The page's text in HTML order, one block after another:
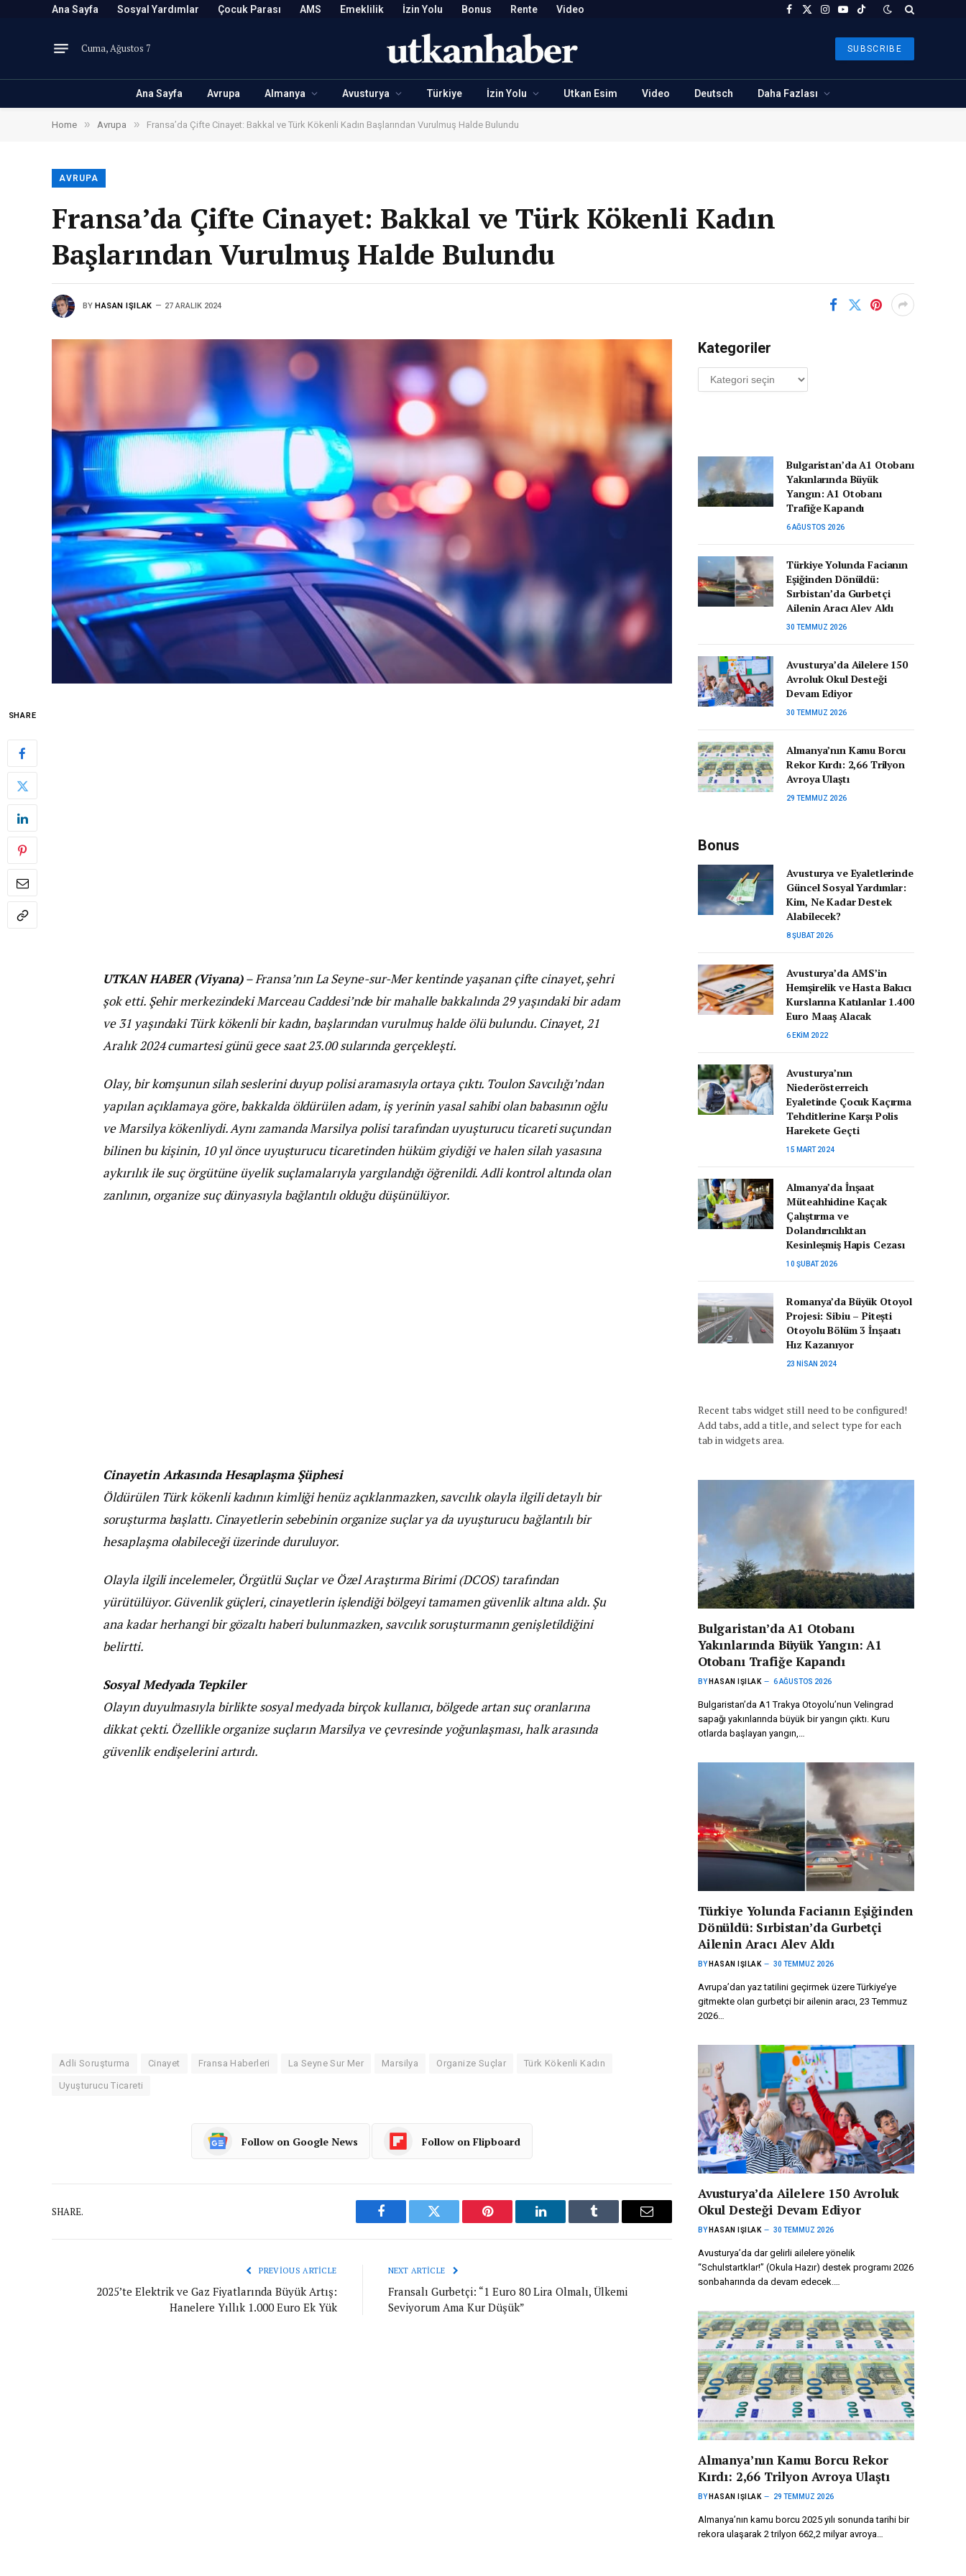
Ana Sayfa Sosyal Yardımlar Çocuk Parası AMS Emeklilik İzin Yolu Bonus Rente Video Facebook
X
Instagram
YouTubeTikTok
Cuma, Ağustos 7 SUBSCRIBE
Ana Sayfa Avrupa Almanya Avusturya Türkiye İzin Yolu Utkan Esim Video Deutsch Daha Fazlası
Home » Avrupa » Fransa’da Çifte Cinayet: Bakkal ve Türk Kökenli Kadın Başlarından Vurulmuş Halde Bulundu
AVRUPA
Fransa’da Çifte Cinayet: Bakkal ve Türk Kökenli Kadın
Başlarından Vurulmuş Halde Bulundu
BY HASAN IŞILAK 27 ARALIK 2024
SHARE
UTKAN HABER (Viyana)– Fransa’nın La Seyne-sur-Mer kentinde yaşanan çifte cinayet, şehri
şok etti. Şehir merkezindeki Marceau Caddesi’nde bir mahalle bakkalında 29 yaşındaki bir adam
ve 31 yaşındaki Türk kökenli bir kadın, başlarından vurulmuş halde ölü bulundu. Cinayet, 21
Aralık 2024 cumartesi günü gece saat 23.00 sularında gerçekleşti.
Olay, bir komşunun silah seslerini duyup polisi aramasıyla ortaya çıktı. Toulon Savcılığı’ndan
yapılan açıklamaya göre, bakkalda öldürülen adam, iş yerinin yasal sahibi olan babasının oğlu
ve Marsilya kökenliydi. Aynı zamanda Marsilya polisi tarafından uyuşturucu ticareti suçundan
bilinen bu kişinin, 10 yıl önce uyuşturucu ticaretinden hüküm giydiği ve halen silah yasasına
aykırılık ile suç örgütüne üyelik suçlamalarıyla yargılandığı öğrenildi. Adli kontrol altında olan
zanlının, organize suç dünyasıyla bağlantılı olduğu düşünülüyor.
Cinayetin Arkasında Hesaplaşma Şüphesi
Öldürülen Türk kökenli kadının kimliği henüz açıklanmazken, savcılık olayla ilgili detaylı bir
soruşturma başlattı. Cinayetlerin sebebinin organize suçlar ya da uyuşturucu bağlantılı bir
hesaplaşma olabileceği üzerinde duruluyor.
Olayla ilgili incelemeler, Örgütlü Suçlar ve Özel Araştırma Birimi (DCOS) tarafından
yürütülüyor. Güvenlik güçleri, cinayetlerin işlendiği bölgeyi tamamen güvenlik altına aldı. Şu
ana kadar herhangi bir gözaltı haberi bulunmazken, savcılık soruşturmanın genişletildiğini
belirtti.
Sosyal Medyada Tepkiler
Olayın duyulmasıyla birlikte sosyal medyada birçok kullanıcı, bölgede artan suç oranlarına
dikkat çekti. Özellikle organize suçların Marsilya ve çevresinde yoğunlaşması, halk arasında
güvenlik endişelerini artırdı.
Adli Soruşturma Cinayet Fransa Haberleri La Seyne Sur Mer Marsilya Organize Suçlar Türk Kökenli Kadın
Uyuşturucu Ticareti
Follow on Google News Follow on Flipboard
SHARE.
Facebook Twitter Pinterest LinkedIn Tumblr Email
PREVIOUS ARTICLE
2025’te Elektrik ve Gaz Fiyatlarında Büyük Artış:
Hanelere Yıllık 1.000 Euro Ek Yük
NEXT ARTICLE
Fransalı Gurbetçi: “1 Euro 80 Lira Olmalı, Ülkemi
Seviyorum Ama Kur Düşük”
Kategoriler
Kategoriler
Bulgaristan’da A1 Otobanı
Yakınlarında Büyük
Yangın: A1 Otobanı
Trafiğe Kapandı
6 AĞUSTOS 2026
Türkiye Yolunda Facianın
Eşiğinden Dönüldü:
Sırbistan’da Gurbetçi
Ailenin Aracı Alev Aldı
30 TEMMUZ 2026
Avusturya’da Ailelere 150
Avroluk Okul Desteği
Devam Ediyor
30 TEMMUZ 2026
Almanya’nın Kamu Borcu
Rekor Kırdı: 2,66 Trilyon
Avroya Ulaştı
29 TEMMUZ 2026
Bonus
Avusturya ve Eyaletlerinde
Güncel Sosyal Yardımlar:
Kim, Ne Kadar Destek
Alabilecek?
8 ŞUBAT 2026
Avusturya’da AMS’in
Hemşirelik ve Hasta Bakıcı
Kurslarına Katılanlar 1.400
Euro Maaş Alacak
6 EKIM 2022
Avusturya’nın
Niederösterreich
Eyaletinde Çocuk Kaçırma
Tehditlerine Karşı Polis
Harekete Geçti
15 MART 2024
Almanya’da İnşaat
Müteahhidine Kaçak
Çalıştırma ve
Dolandırıcılıktan
Kesinleşmiş Hapis Cezası
10 ŞUBAT 2026
Romanya’da Büyük Otoyol
Projesi: Sibiu – Pitești
Otoyolu Bölüm 3 İnşaatı
Hız Kazanıyor
23 NISAN 2024
Recent tabs widget still need to be configured!
Add tabs, add a title, and select type for each
tab in widgets area.
Bulgaristan’da A1 Otobanı
Yakınlarında Büyük Yangın: A1
Otobanı Trafiğe Kapandı
BY HASAN IŞILAK 6 AĞUSTOS 2026
Bulgaristan’da A1 Trakya Otoyolu’nun Velingrad
sapağı yakınlarında büyük bir yangın çıktı. Kuru
otlarda başlayan yangın,…
Türkiye Yolunda Facianın Eşiğinden
Dönüldü: Sırbistan’da Gurbetçi
Ailenin Aracı Alev Aldı
BY HASAN IŞILAK 30 TEMMUZ 2026
Avrupa’dan yaz tatilini geçirmek üzere Türkiye’ye
gitmekte olan gurbetçi bir ailenin aracı, 23 Temmuz
2026…
Avusturya’da Ailelere 150 Avroluk
Okul Desteği Devam Ediyor
BY HASAN IŞILAK 30 TEMMUZ 2026
Avusturya’da dar gelirli ailelere yönelik
“Schulstartklar!” (Okula Hazır) destek programı 2026
sonbaharında da devam edecek.…
Almanya’nın Kamu Borcu Rekor
Kırdı: 2,66 Trilyon Avroya Ulaştı
BY HASAN IŞILAK 29 TEMMUZ 2026
Almanya’nın kamu borcu 2025 yılı sonunda tarihi bir
rekora ulaşarak 2 trilyon 662,2 milyar avroya…